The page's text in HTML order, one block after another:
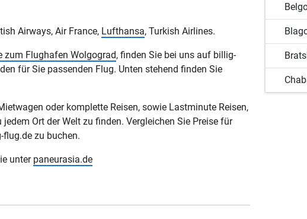
Airways, Air France, Lufthansa, Turkish Airlines.
zum Flughafen Wolgograd, finden Sie bei uns auf billig-
für Sie passenden Flug. Unten stehend finden Sie
oder komplette Reisen, sowie Lastminute Reisen,
Ort der Welt zu finden. Vergleichen Sie Preise für
zu buchen.
unter paneurasia.de